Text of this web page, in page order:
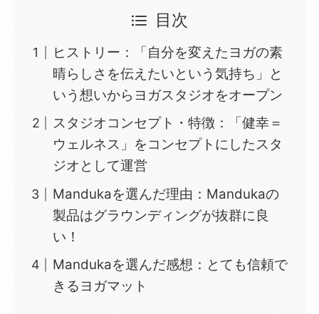
目次
ヒストリー：「自分を変えたヨガの素
晴らしさを伝えたいという気持ち」と
いう想いからヨガスタジオをオープン
スタジオコンセプト・特徴：「健幸＝
ウェルネス」をコンセプトにしたスタ
ジオとして運営
Mandukaを選んだ理由：Mandukaの
製品はグラウンディングが抜群に良
い！
Mandukaを選んだ感想：とても信頼で
きるヨガマット